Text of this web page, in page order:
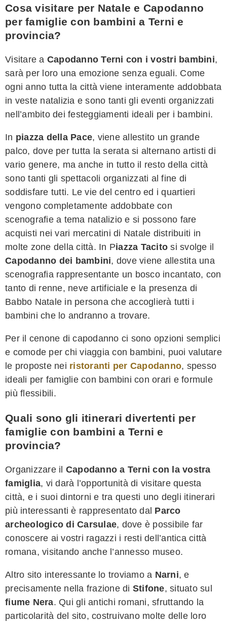
Cosa visitare per Natale e Capodanno
per famiglie con bambini a Terni e
provincia?
Visitare a Capodanno Terni con i vostri bambini,
sarà per loro una emozione senza eguali. Come
ogni anno tutta la città viene interamente addobbata
in veste natalizia e sono tanti gli eventi organizzati
nell’ambito dei festeggiamenti ideali per i bambini.
In piazza della Pace, viene allestito un grande
palco, dove per tutta la serata si alternano artisti di
vario genere, ma anche in tutto il resto della città
sono tanti gli spettacoli organizzati al fine di
soddisfare tutti. Le vie del centro ed i quartieri
vengono completamente addobbate con
scenografie a tema natalizio e si possono fare
acquisti nei vari mercatini di Natale distribuiti in
molte zone della città. In Piazza Tacito si svolge il
Capodanno dei bambini, dove viene allestita una
scenografia rappresentante un bosco incantato, con
tanto di renne, neve artificiale e la presenza di
Babbo Natale in persona che accoglierà tutti i
bambini che lo andranno a trovare.
Per il cenone di capodanno ci sono opzioni semplici
e comode per chi viaggia con bambini, puoi valutare
le proposte nei ristoranti per Capodanno, spesso
ideali per famiglie con bambini con orari e formule
più flessibili.
Quali sono gli itinerari divertenti per
famiglie con bambini a Terni e
provincia?
Organizzare il Capodanno a Terni con la vostra
famiglia, vi darà l’opportunità di visitare questa
città, e i suoi dintorni e tra questi uno degli itinerari
più interessanti è rappresentato dal Parco
archeologico di Carsulae, dove è possibile far
conoscere ai vostri ragazzi i resti dell’antica città
romana, visitando anche l’annesso museo.
Altro sito interessante lo troviamo a Narni, e
precisamente nella frazione di Stifone, situato sul
fiume Nera. Qui gli antichi romani, sfruttando la
particolarità del sito, costruivano molte delle loro